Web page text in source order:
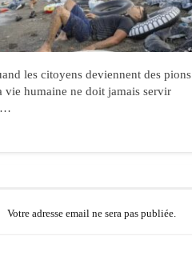
les citoyens deviennent des pions
vie humaine ne doit jamais servir
Votre adresse email ne sera pas publiée.